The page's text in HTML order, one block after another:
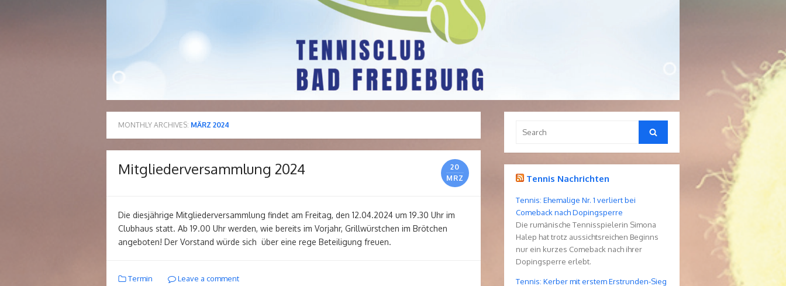
MONTHLY ARCHIVES: MÄRZ 2024
Mitgliederversammlung 2024
20
MRZ
Die diesjährige Mitgliederversammlung findet am Freitag, den 12.04.2024 um 19.30 Uhr im
Clubhaus statt. Ab 19.00 Uhr werden, wie bereits im Vorjahr, Grillwürstchen im Brötchen
angeboten! Der Vorstand würde sich über eine rege Beteiligung freuen.
Termin Leave a comment
Search
Tennis Nachrichten
Tennis: Ehemalige Nr. 1 verliert bei
Comeback nach Dopingsperre
Die rumänische Tennisspielerin Simona
Halep hat trotz aussichtsreichen Beginns
nur ein kurzes Comeback nach ihrer
Dopingsperre erlebt.
Tennis: Kerber mit erstem Erstrunden-Sieg